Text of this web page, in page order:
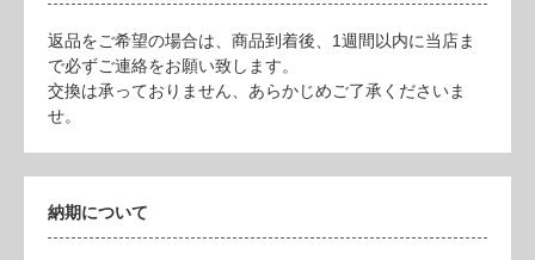
返品をご希望の場合は、商品到着後、1週間以内に当店ま
で必ずご連絡をお願い致します。
交換は承っておりません、あらかじめご了承くださいま
せ。
納期について